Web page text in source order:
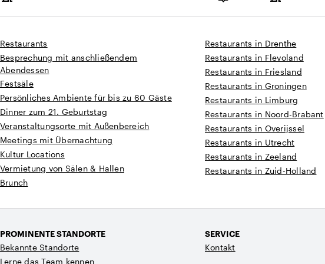
Kapazität
Restaurants
Besprechung mit anschließendem
Abendessen
Festsäle
Persönliches Ambiente für bis zu 60 Gäste
Dinner zum 21. Geburtstag
Veranstaltungsorte mit Außenbereich
Meetings mit Übernachtung
Kultur Locations
Vermietung von Sälen & Hallen
Brunch
Restaurants in Drenthe
Restaurants in Flevoland
Restaurants in Friesland
Restaurants in Groningen
Restaurants in Limburg
Restaurants in Noord-Brabant
Restaurants in Overijssel
Restaurants in Utrecht
Restaurants in Zeeland
Restaurants in Zuid-Holland
PROMINENTE STANDORTE
Bekannte Standorte
Lerne das Team kennen
SERVICE
Kontakt